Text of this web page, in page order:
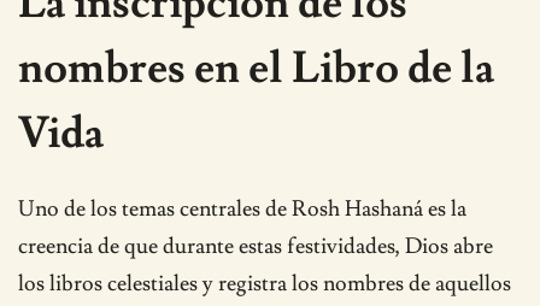
nombres en el Libro de la
Vida
Uno de los temas centrales de Rosh Hashaná es la
creencia de que durante estas festividades, Dios abre
los libros celestiales y registra los nombres de aquellos